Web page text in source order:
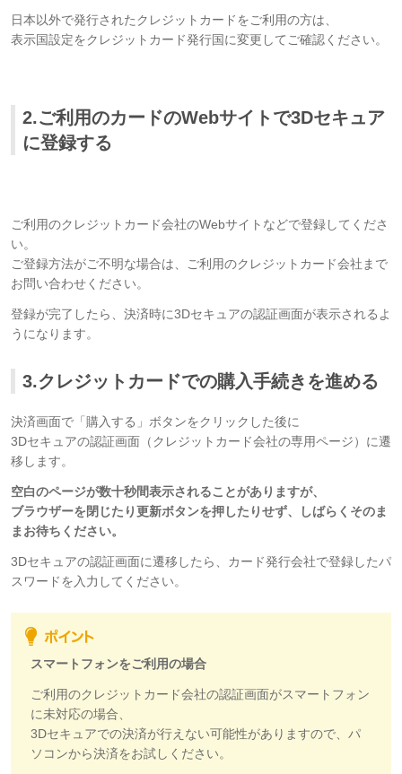
日本以外で発行されたクレジットカードをご利用の方は、
表示国設定をクレジットカード発行国に変更してご確認ください。
2.ご利用のカードのWebサイトで3Dセキュア
に登録する
ご利用のクレジットカード会社のWebサイトなどで登録してくださ
い。
ご登録方法がご不明な場合は、ご利用のクレジットカード会社まで
お問い合わせください。
登録が完了したら、決済時に3Dセキュアの認証画面が表示されるよ
うになります。
3.クレジットカードでの購入手続きを進める
決済画面で「購入する」ボタンをクリックした後に
3Dセキュアの認証画面（クレジットカード会社の専用ページ）に遷
移します。
空白のページが数十秒間表示されることがありますが、
ブラウザーを閉じたり更新ボタンを押したりせず、しばらくそのま
まお待ちください。
3Dセキュアの認証画面に遷移したら、カード発行会社で登録したパ
スワードを入力してください。
スマートフォンをご利用の場合
ご利用のクレジットカード会社の認証画面がスマートフォン
に未対応の場合、
3Dセキュアでの決済が行えない可能性がありますので、パ
ソコンから決済をお試しください。